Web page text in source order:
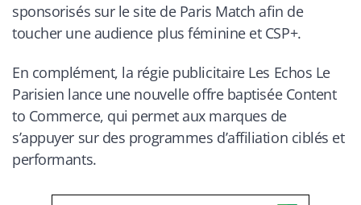
sponsorisés sur le site de Paris Match afin de
toucher une audience plus féminine et CSP+.
En complément, la régie publicitaire Les Echos Le
Parisien lance une nouvelle offre baptisée Content
to Commerce, qui permet aux marques de
s’appuyer sur des programmes d’affiliation ciblés et
performants.